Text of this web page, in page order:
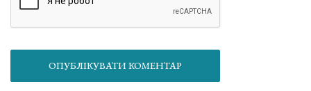
ОПУБЛІКУВАТИ КОМЕНТАР